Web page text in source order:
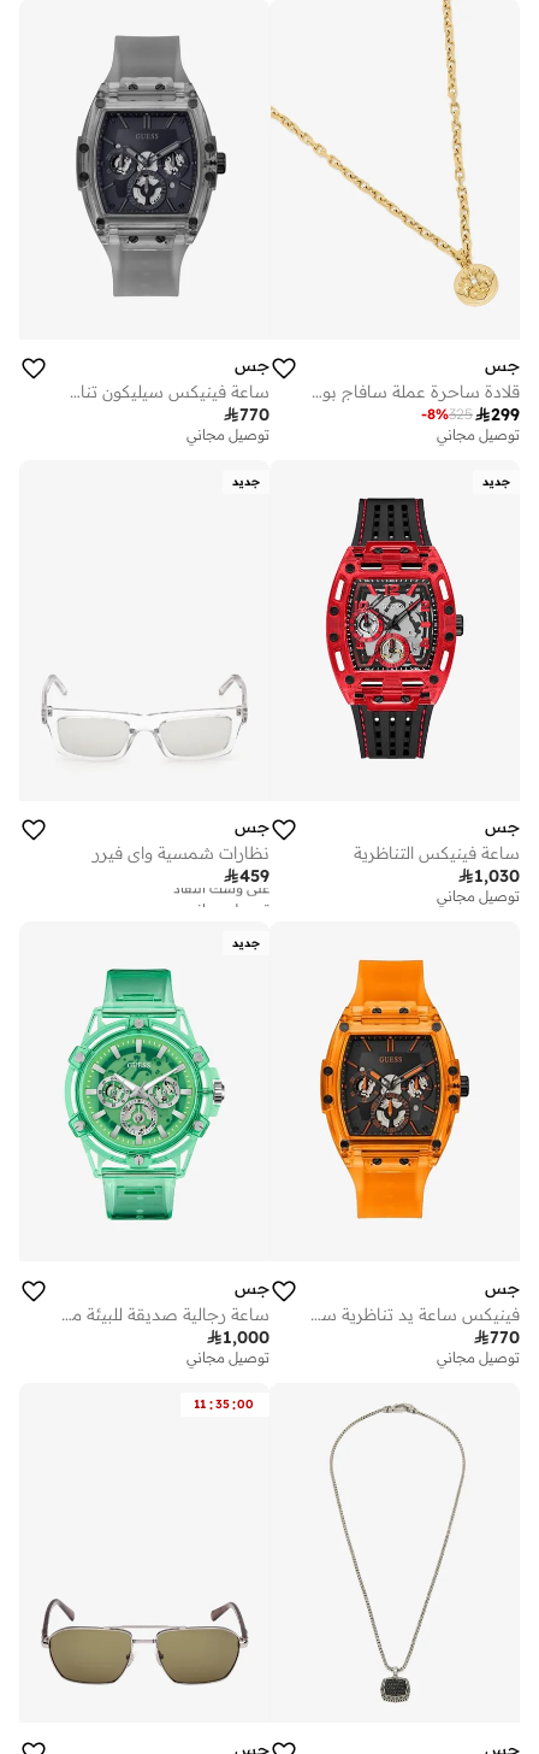
أفضل سعر لهذا العام
توصيل مجاني
جس
قلادة ساحرة عملة سافاج بوصة
299
325
-8%
توصيل مجاني
جس
ساعة فينيكس سيليكون تناظرية مم
770
توصيل مجاني
جديد
جس
ساعة فينيكس التناظرية
1,030
توصيل مجاني
جديد
جس
نظارات شمسية واي فيرر
459
توصيل مجاني
على وشك النفاد
على وشك النفاد
جس
فينيكس ساعة يد تناظرية سيليكون ٤٢ مم
770
توصيل مجاني
جديد
جس
ساعة رجالية صديقة للبيئة متعددة الوظائف باللون الأخضر
1,000
توصيل مجاني
جس
11 :35:00
جس